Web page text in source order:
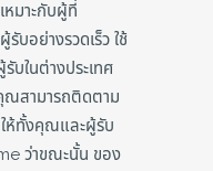
หมาะกับผู้ที่
บอย่างรวดเร็ว ใช้
บในต่างประเทศ
ณสามารถติดตาม
ห้ทั้งคุณและผู้รับ
ว่าขณะนั้น ของ